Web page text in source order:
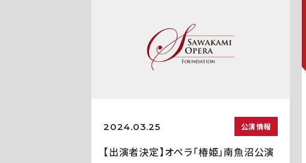
2024.03.25 公演情報
【出演者決定】オペラ「椿姫」南魚沼公演